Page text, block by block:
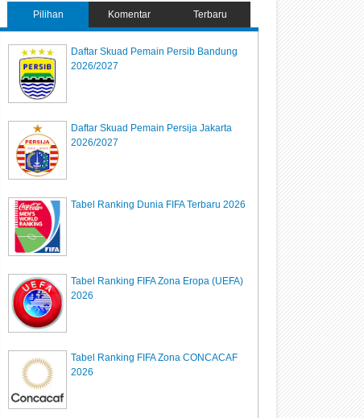
Pilihan Komentar Terbaru
Daftar Skuad Pemain Persib Bandung
2026/2027
Daftar Skuad Pemain Persija Jakarta
2026/2027
Tabel Ranking Dunia FIFA Terbaru 2026
Tabel Ranking FIFA Zona Eropa (UEFA)
2026
Tabel Ranking FIFA Zona CONCACAF
2026